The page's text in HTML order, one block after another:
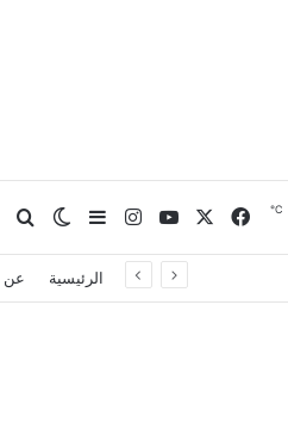
℃ فيسبوك يوتيوبانستقرامإضافة عمود
الوضع
الرئيسية عن